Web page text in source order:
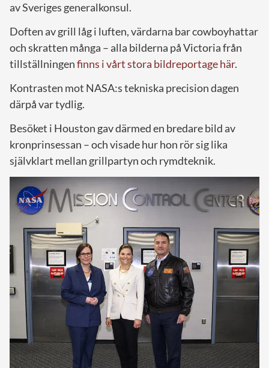
av Sveriges generalkonsul.
Doften av grill låg i luften, värdarna bar cowboyhattar
och skratten många – alla bilderna på Victoria från
tillställningenfinns i vårt stora bildreportage här.
Kontrasten mot NASA:s tekniska precision dagen
därpå var tydlig.
Besöket i Houston gav därmed en bredare bild av
kronprinsessan – och visade hur hon rör sig lika
självklart mellan grillpartyn och rymdteknik.